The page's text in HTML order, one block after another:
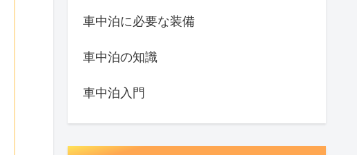
車中泊に必要な装備
車中泊の知識
車中泊入門